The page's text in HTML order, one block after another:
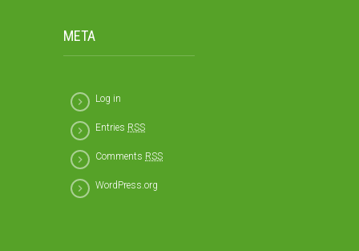
META
Log in
Entries RSS
Comments RSS
WordPress.org